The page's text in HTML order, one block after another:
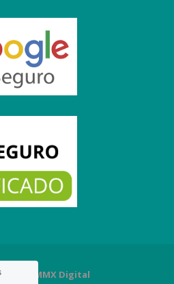
por MMX Digital